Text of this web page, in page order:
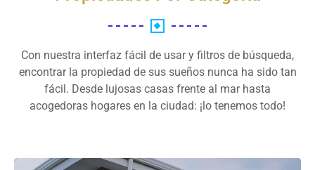
Con nuestra interfaz fácil de usar y filtros de búsqueda,
encontrar la propiedad de sus sueños nunca ha sido tan
fácil. Desde lujosas casas frente al mar hasta
acogedoras hogares en la ciudad: ¡lo tenemos todo!